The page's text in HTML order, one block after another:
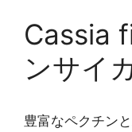
Cassia
ンサイ
豊富なペクチン